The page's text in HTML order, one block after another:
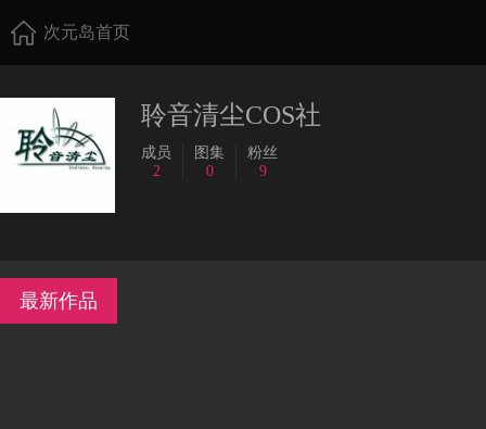
次元岛首页
聆音清尘COS社
成员
2
图集
0
粉丝
9
最新作品